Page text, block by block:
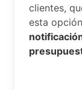
clientes,
esta